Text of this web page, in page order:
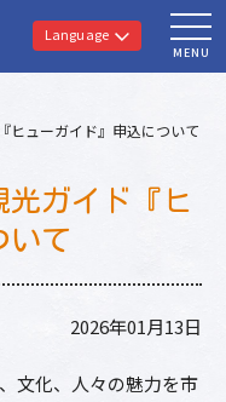
Language
MENU
ヒューガイド』申込について
光ガイド『ヒ
いて
2026年01月13日
文化、人々の魅力を市